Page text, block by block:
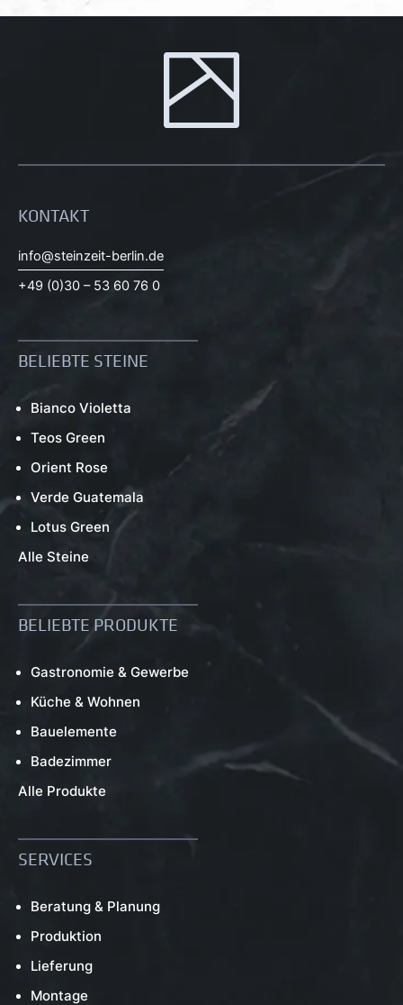
KONTAKT
info@steinzeit-berlin.de
+49 (0)30 – 53 60 76 0
BELIEBTE STEINE
Bianco Violetta
Teos Green
Orient Rose
Verde Guatemala
Lotus Green
Alle Steine
BELIEBTE PRODUKTE
Gastronomie & Gewerbe
Küche & Wohnen
Bauelemente
Badezimmer
Alle Produkte
SERVICES
Beratung & Planung
Produktion
Lieferung
Montage